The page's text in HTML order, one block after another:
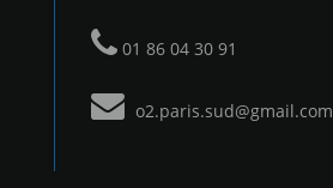
01 86 04 30 91
o2.paris.sud@gmail.com